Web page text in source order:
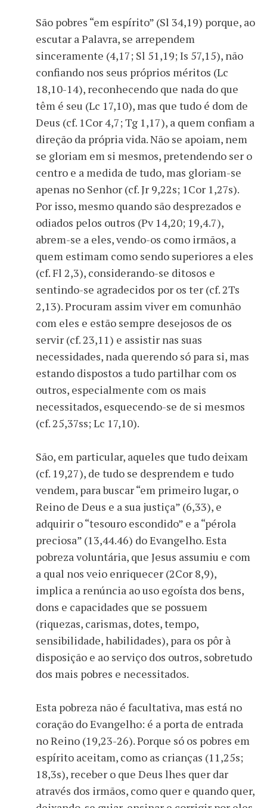
São pobres “em espírito” (Sl 34,19) porque, ao
escutar a Palavra, se arrependem
sinceramente (4,17; Sl 51,19; Is 57,15), não
confiando nos seus próprios méritos (Lc
18,10-14), reconhecendo que nada do que
têm é seu (Lc 17,10), mas que tudo é dom de
Deus (cf. 1Cor 4,7; Tg 1,17), a quem confiam a
direção da própria vida. Não se apoiam, nem
se gloriam em si mesmos, pretendendo ser o
centro e a medida de tudo, mas gloriam-se
apenas no Senhor (cf. Jr 9,22s; 1Cor 1,27s).
Por isso, mesmo quando são desprezados e
odiados pelos outros (Pv 14,20; 19,4.7),
abrem-se a eles, vendo-os como irmãos, a
quem estimam como sendo superiores a eles
(cf. Fl 2,3), considerando-se ditosos e
sentindo-se agradecidos por os ter (cf. 2Ts
2,13). Procuram assim viver em comunhão
com eles e estão sempre desejosos de os
servir (cf. 23,11) e assistir nas suas
necessidades, nada querendo só para si, mas
estando dispostos a tudo partilhar com os
outros, especialmente com os mais
necessitados, esquecendo-se de si mesmos
(cf. 25,37ss; Lc 17,10).
São, em particular, aqueles que tudo deixam
(cf. 19,27), de tudo se desprendem e tudo
vendem, para buscar “em primeiro lugar, o
Reino de Deus e a sua justiça” (6,33), e
adquirir o “tesouro escondido” e a “pérola
preciosa” (13,44.46) do Evangelho. Esta
pobreza voluntária, que Jesus assumiu e com
a qual nos veio enriquecer (2Cor 8,9),
implica a renúncia ao uso egoísta dos bens,
dons e capacidades que se possuem
(riquezas, carismas, dotes, tempo,
sensibilidade, habilidades), para os pôr à
disposição e ao serviço dos outros, sobretudo
dos mais pobres e necessitados.
Esta pobreza não é facultativa, mas está no
coração do Evangelho: é a porta de entrada
no Reino (19,23-26). Porque só os pobres em
espírito aceitam, como as crianças (11,25s;
18,3s), receber o que Deus lhes quer dar
através dos irmãos, como quer e quando quer,